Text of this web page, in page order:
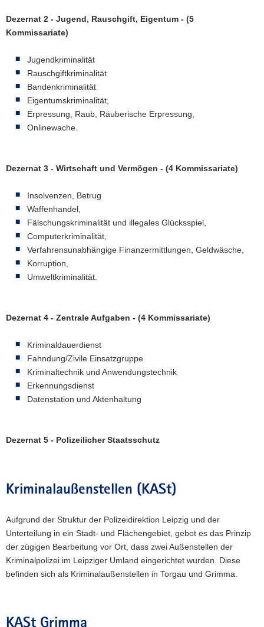
Dezernat 2 - Jugend, Rauschgift, Eigentum - (5
Kommissariate)
Jugendkriminalität
Rauschgiftkriminalität
Bandenkriminalität
Eigentumskriminalität,
Erpressung, Raub, Räuberische Erpressung,
Onlinewache.
Dezernat 3 - Wirtschaft und Vermögen - (4 Kommissariate)
Insolvenzen, Betrug
Waffenhandel,
Fälschungskriminalität und illegales Glücksspiel,
Computerkriminalität,
Verfahrensunabhängige Finanzermittlungen, Geldwäsche,
Korruption,
Umweltkriminalität.
Dezernat 4 - Zentrale Aufgaben - (4 Kommissariate)
Kriminaldauerdienst
Fahndung/Zivile Einsatzgruppe
Kriminaltechnik und Anwendungstechnik
Erkennungsdienst
Datenstation und Aktenhaltung
Dezernat 5 - Polizeilicher Staatsschutz
Kriminalaußenstellen (KASt)
Aufgrund der Struktur der Polizeidirektion Leipzig und der
Unterteilung in ein Stadt- und Flächengebiet, gebot es das Prinzip
der zügigen Bearbeitung vor Ort, dass zwei Außenstellen der
Kriminalpolizei im Leipziger Umland eingerichtet wurden. Diese
befinden sich als Kriminalaußenstellen in Torgau und Grimma.
KASt Grimma